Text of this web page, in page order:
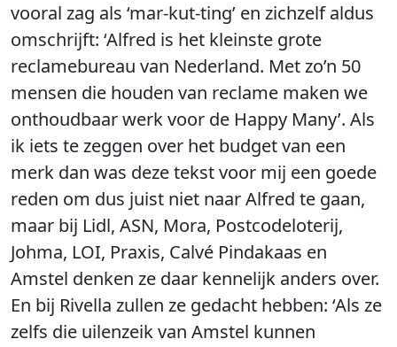
vooral zag als ‘mar-kut-ting’ en zichzelf aldus
omschrijft: ‘Alfred is het kleinste grote
reclamebureau van Nederland. Met zo’n 50
mensen die houden van reclame maken we
onthoudbaar werk voor de Happy Many’. Als
ik iets te zeggen over het budget van een
merk dan was deze tekst voor mij een goede
reden om dus juist niet naar Alfred te gaan,
maar bij Lidl, ASN, Mora, Postcodeloterij,
Johma, LOI, Praxis, Calvé Pindakaas en
Amstel denken ze daar kennelijk anders over.
En bij Rivella zullen ze gedacht hebben: ‘Als ze
zelfs die uilenzeik van Amstel kunnen